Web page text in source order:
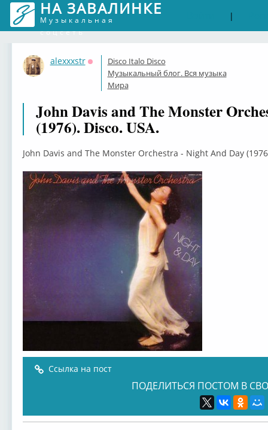
НА ЗАВАЛИНКЕ
Музыкальная
соцсеть
|
alexxxstr
Оффлайн
Disco Italo Disco
Музыкальный блог. Вся музыка
Мира
John Davis and The Monster
(1976). Disco. USA.
John Davis and The Monster Orchestra - Night And Day
Ссылка на пост
ПОДЕЛИТЬСЯ ПОСТОМ В